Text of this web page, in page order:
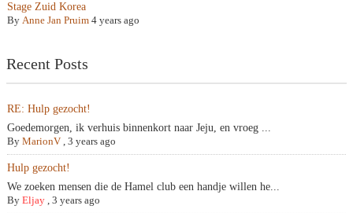
Stage Zuid Korea
By Anne Jan Pruim 4 years ago
Recent Posts
RE: Hulp gezocht!
Goedemorgen, ik verhuis binnenkort naar Jeju, en vroeg ...
By MarionV , 3 years ago
Hulp gezocht!
We zoeken mensen die de Hamel club een handje willen he...
By Eljay , 3 years ago